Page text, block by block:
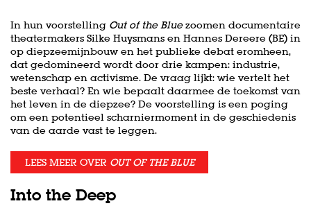
In hun voorstelling Out of the Bluezoomen documentaire
theatermakers Silke Huysmans en Hannes Dereere (BE) in
op diepzeemijnbouw en het publieke debat eromheen,
dat gedomineerd wordt door drie kampen: industrie,
wetenschap en activisme. De vraag lijkt: wie vertelt het
beste verhaal? En wie bepaalt daarmee de toekomst van
het leven in de diepzee? De voorstelling is een poging
om een potentieel scharniermoment in de geschiedenis
van de aarde vast te leggen.
LEES MEER OVER OUT OF THE BLUE
Into the Deep